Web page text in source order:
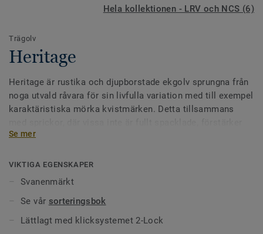
Hela kollektionen - LRV och NCS (6)
Trägolv
Heritage
Heritage är rustika och djupborstade ekgolv sprungna från
noga utvald råvara för sin livfulla variation med till exempel
karaktäristiska mörka kvistmärken. Detta tillsammans
den rustika charmen och skänker golvet patina. Golven
utvalda färger.
Se mer
VIKTIGA EGENSKAPER
Svanenmärkt
Se vår sorteringsbok
Lättlagt med klicksystemet 2-Lock